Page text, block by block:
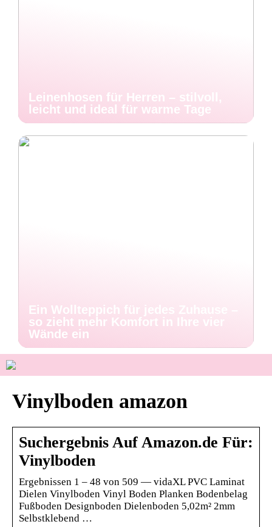
Leinenhosen für Herren – stilvoll,
leicht und ideal für warme Tage
Ein Wollteppich für jedes Zuhause –
so zieht mehr Komfort in Ihre vier
Wände ein
Vinylboden amazon
Suchergebnis Auf Amazon.de Für:
Vinylboden
Ergebnissen 1 – 48 von 509 — vidaXL PVC Laminat
Dielen Vinylboden Vinyl Boden Planken Bodenbelag
Fußboden Designboden Dielenboden 5,02m² 2mm
Selbstklebend …